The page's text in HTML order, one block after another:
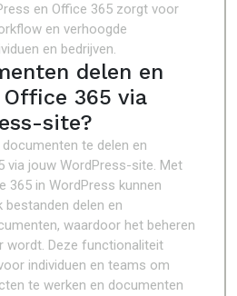
en Office 365 zorgt voor
en verhoogde
en bedrijven.
delen en
365 via
site?
te delen en
via jouw WordPress-site. Met
365 in WordPress kunnen
bestanden delen en
waardoor het beheren
wordt. Deze functionaliteit
individuen en teams om
te werken en documenten